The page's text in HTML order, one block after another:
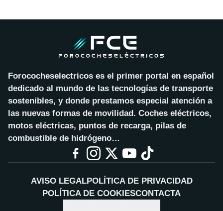
Forococheselectricos es el primer portal en español
dedicado al mundo de las tecnologías de transporte
sostenibles, y donde prestamos especial atención a
las nuevas formas de movilidad. Coches eléctricos,
motos eléctricas, puntos de recarga, pilas de
combustible de hidrógeno…
AVISO LEGALPOLÍTICA DE PRIVACIDAD
POLÍTICA DE COOKIESCONTACTA